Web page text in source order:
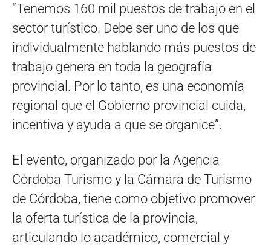
“Tenemos 160 mil puestos de trabajo en el
sector turístico. Debe ser uno de los que
individualmente hablando más puestos de
trabajo genera en toda la geografía
provincial. Por lo tanto, es una economía
regional que el Gobierno provincial cuida,
incentiva y ayuda a que se organice”.
El evento, organizado por la Agencia
Córdoba Turismo y la Cámara de Turismo
de Córdoba, tiene como objetivo promover
la oferta turística de la provincia,
articulando lo académico, comercial y